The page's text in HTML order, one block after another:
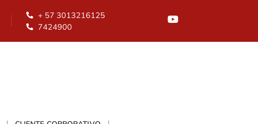
+ 57 3013216125
7424900